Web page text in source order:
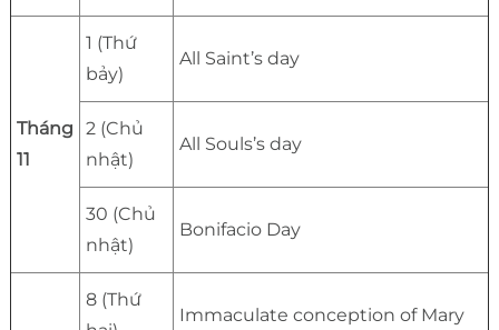
Tháng
11
1 (Thứ
bảy)
All Saint’s day
2 (Chủ
nhật)
All Souls’s day
30 (Chủ
nhật)
Bonifacio Day
8 (Thứ
Immaculate conception of Mary